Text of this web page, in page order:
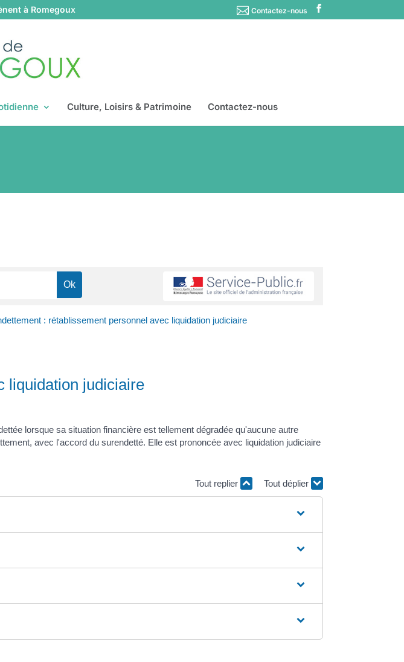
à Romegoux Contactez-nous
Culture, Loisirs & Patrimoine Contactez-nous
: rétablissement personnel avec liquidation judiciaire
liquidation judiciaire
lorsque sa situation financière est tellement dégradée qu'aucune autre
avec l'accord du surendetté. Elle est prononcée avec liquidation judiciaire
Tout replier Tout déplier